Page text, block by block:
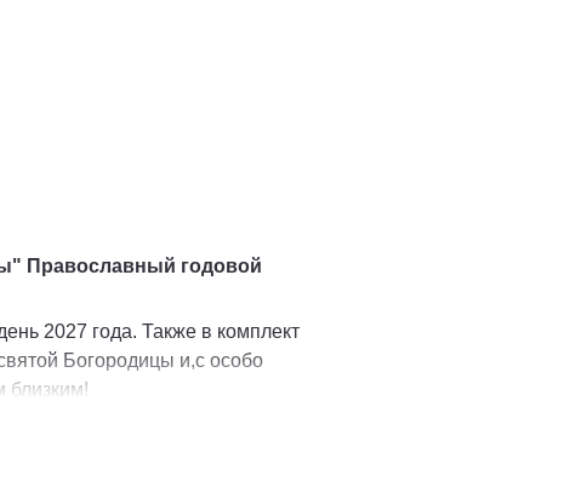
Православный годовой
2027 года. Также в комплект
Богородицы и,с особо
близким!